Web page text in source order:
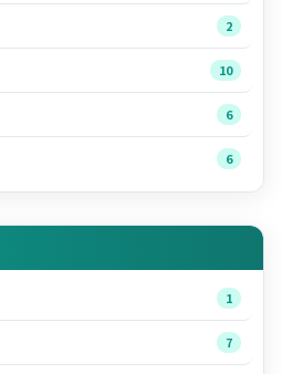
2
10
6
6
1
7